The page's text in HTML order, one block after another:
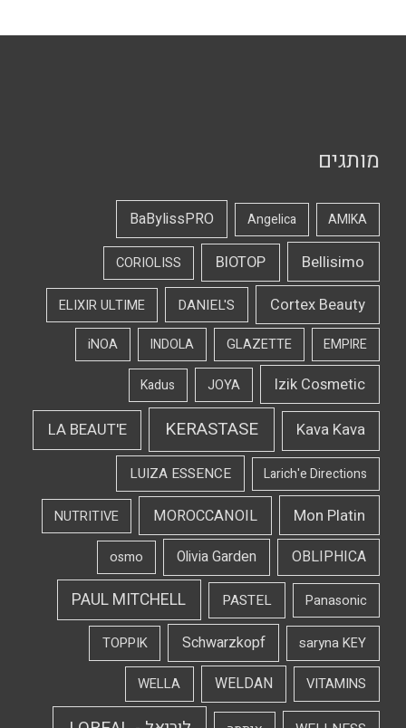
מותגים
AMIKA
Angelica
BaBylissPRO
Bellisimo
BIOTOP
CORIOLISS
Cortex Beauty
DANIEL'S
ELIXIR ULTIME
EMPIRE
GLAZETTE
INDOLA
iNOA
Izik Cosmetic
JOYA
Kadus
Kava Kava
KERASTASE
LA BEAUT'E
Larich'e Directions
LUIZA ESSENCE
Mon Platin
MOROCCANOIL
NUTRITIVE
OBLIPHICA
Olivia Garden
osmo
Panasonic
PASTEL
PAUL MITCHELL
saryna KEY
Schwarzkopf
TOPPIK
VITAMINS
WELDAN
WELLA